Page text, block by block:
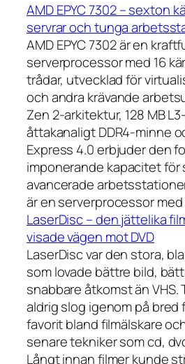
AMD EPYC 7302 – sexton
servrar och tunga
AMD EPYC 7302 är en
serverprocessor med 16
trådar, utvecklad för
och andra krävande
Zen 2-arkitektur, 128 MB
åttakanaligt DDR4-minne
Express 4.0 erbjuder den
imponerande kapacitet för
avancerade
är en serverprocessor
LaserDisc – den jättelika
visade vägen mot DVD
LaserDisc var den stora,
som lovade bättre bild,
snabbare åtkomst än
aldrig slog igenom på
favorit bland filmälskare
senare tekniker som cd,
Långt innan filmer kunde